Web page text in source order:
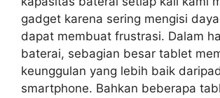
gadget karena sering mengisi
dapat membuat frustrasi. Dalam
baterai, sebagian besar tablet
keunggulan yang lebih baik
smartphone. Bahkan beberapa